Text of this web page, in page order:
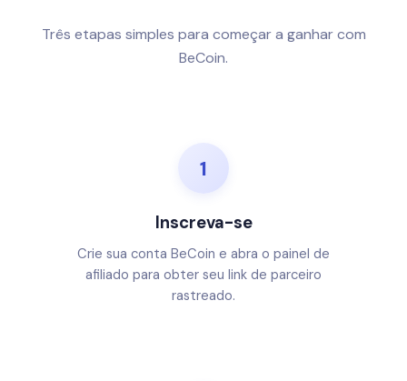
Três etapas simples para começar a ganhar com
BeCoin.
1
Inscreva-se
Crie sua conta BeCoin e abra o painel de
afiliado para obter seu link de parceiro
rastreado.